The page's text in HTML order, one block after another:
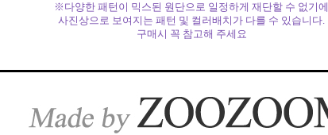
※다양한 패턴이 믹스된 원단으로 일정하게 재단할 수 없기에
사진상으로 보여지는 패턴 및 컬러배치가 다를 수 있습니다.
구매시 꼭 참고해 주세요